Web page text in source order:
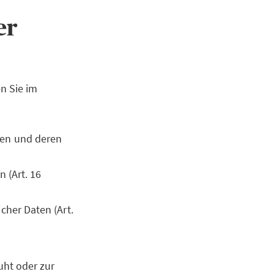
Sie im
und deren
(Art. 16
Daten (Art.
oder zur